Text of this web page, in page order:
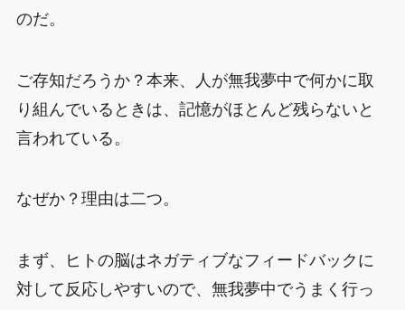
のだ。
ご存知だろうか？本来、人が無我夢中で何かに取
り組んでいるときは、記憶がほとんど残らないと
言われている。
なぜか？理由は二つ。
まず、ヒトの脳はネガティブなフィードバックに
対して反応しやすいので、無我夢中でうまく行っ